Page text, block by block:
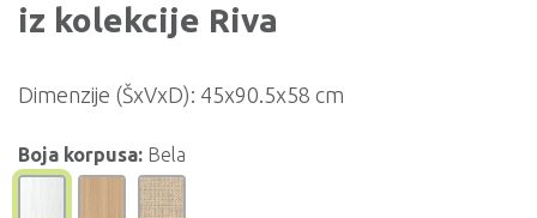
iz kolekcije Riva
Dimenzije (ŠxVxD): 45x90.5x58 cm
Boja korpusa: Bela